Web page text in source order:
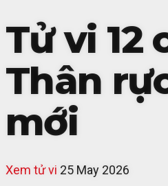
Tử vi 12
Thân
mới
Xem tử vi 25 May 2026